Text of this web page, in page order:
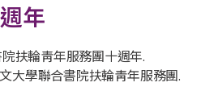
年
扶輪靑年服務團十週年.
大學聯合書院扶輪靑年服務團.